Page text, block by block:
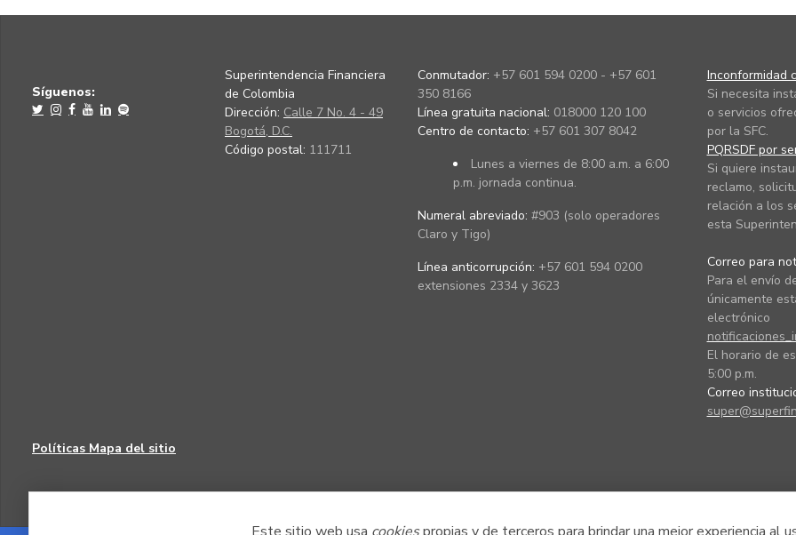
Síguenos:
Superintendencia Financiera
de Colombia
Dirección: Calle 7 No. 4 - 49
Bogotá, D.C.
Código postal: 111711
Conmutador: +57 601 594 0200 - +57 601
350 8166
Línea gratuita nacional: 018000 120 100
Centro de contacto: +57 601 307 8042
Lunes a viernes de 8:00 a.m. a 6:00
p.m. jornada continua.
Numeral abreviado: #903 (solo operadores
Claro y Tigo)
Línea anticorrupción: +57 601 594 0200
extensiones 2334 y 3623
Inconformidad
Si necesita
o servicios
por la SFC.
PQRSDF por
Si quiere
reclamo,
relación a los
esta
Correo para
Para el envío
únicamente
electrónico
El horario de
5:00 p.m.
Correo
Políticas Mapa del sitio